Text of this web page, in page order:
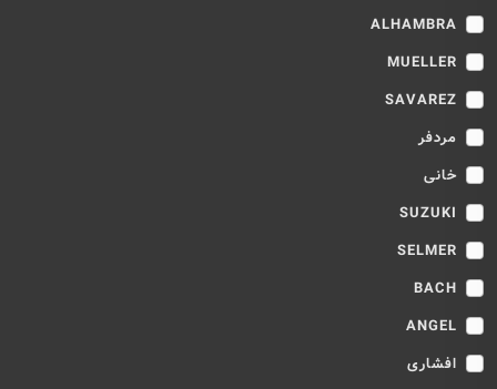
ALHAMBRA
MUELLER
SAVAREZ
مردفر
خانی
SUZUKI
SELMER
BACH
ANGEL
افشاری